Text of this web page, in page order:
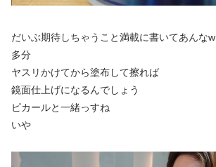
だいぶ期待しちゃうこと満載に書いてあんなw
多分
ヤスリかけてから塗布して擦れば
鏡面仕上げになるんでしょう
ピカールと一緒っすね
いや